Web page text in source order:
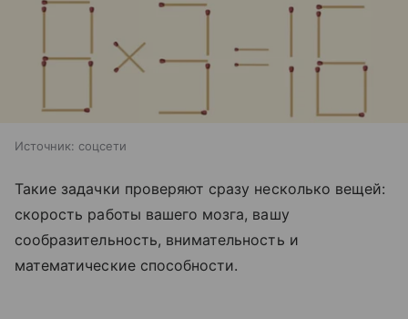
Источник: соцсети
Такие задачки проверяют сразу несколько вещей:
скорость работы вашего мозга, вашу
сообразительность, внимательность и
математические способности.